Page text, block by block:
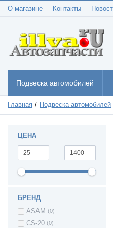
О магазине Контакты
Подвеска автомобилей
Главная Подвеска автомобилей
ЦЕНА
БРЕНД
ASAM (0)
CS-20 (0)